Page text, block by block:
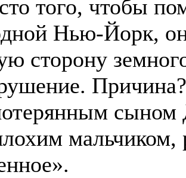
того, чтобы
Нью-Йорк, он
сторону
сыном
мальчиком,